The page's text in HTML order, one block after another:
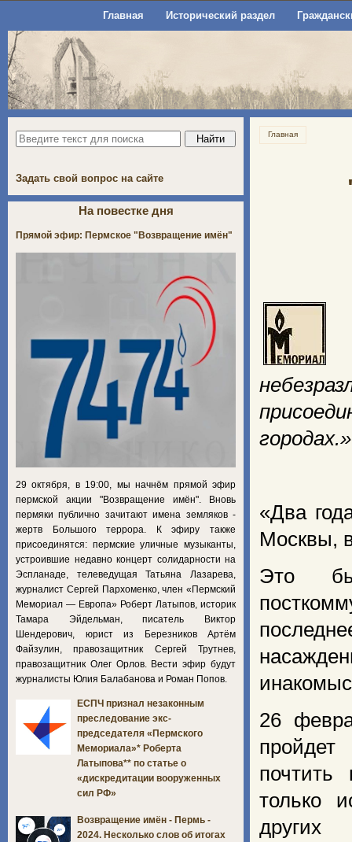
Главная Исторический раздел
Главная
городах.»
«Два
Москвы,
Это
26
почтить
только
других
Задать свой вопрос на сайте
На повестке дня
Прямой эфир: Пермское "Возвращение имён"
29 октября, в 19:00, мы начнём прямой эфир
пермской акции "Возвращение имён". Вновь
пермяки публично зачитают имена земляков -
жертв Большого террора. К эфиру также
присоединятся: пермские уличные музыканты,
устроившие недавно концерт солидарности на
Эспланаде, телеведущая Татьяна Лазарева,
журналист Сергей Пархоменко, член «Пермский
Мемориал — Европа» Роберт Латыпов, историк
Тамара Эйдельман, писатель Виктор
Шендерович, юрист из Березников Артём
Файзулин, правозащитник Сергей Трутнев,
правозащитник Олег Орлов. Вести эфир будут
журналисты Юлия Балабанова и Роман Попов.
ЕСПЧ признал незаконным
преследование экс-
председателя «Пермского
Мемориала»* Роберта
Латыпова** по статье о
«дискредитации вооруженных
сил РФ»
Возвращение имён - Пермь -
2024. Несколько слов об итогах